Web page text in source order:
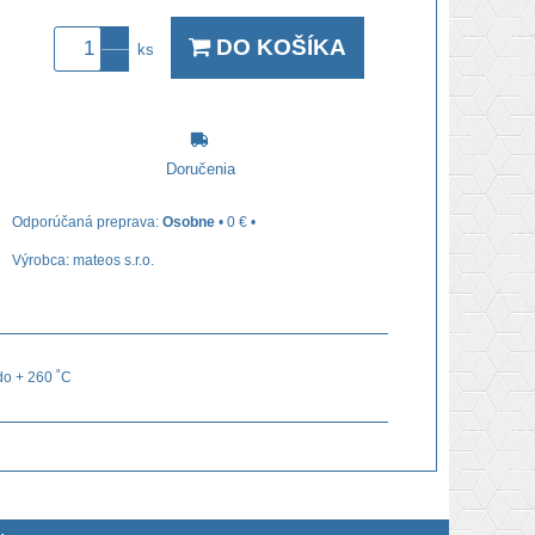
ks DO KOŠÍKA
Doručenia
Osobne • 0 € •
Výrobca: mateos s.r.o.
+ 260 ˚C